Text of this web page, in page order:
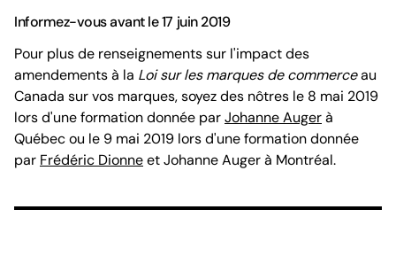
Informez-vous avant le 17 juin 2019
Pour plus de renseignements sur l'impact des
amendements à la Loi sur les marques de commerceau
Canada sur vos marques, soyez des nôtres le 8 mai 2019
lors d'une formation donnée parJohanne Augerà
Québec ou le 9 mai 2019 lors d'une formation donnée
par Frédéric Dionneet Johanne Auger à Montréal.